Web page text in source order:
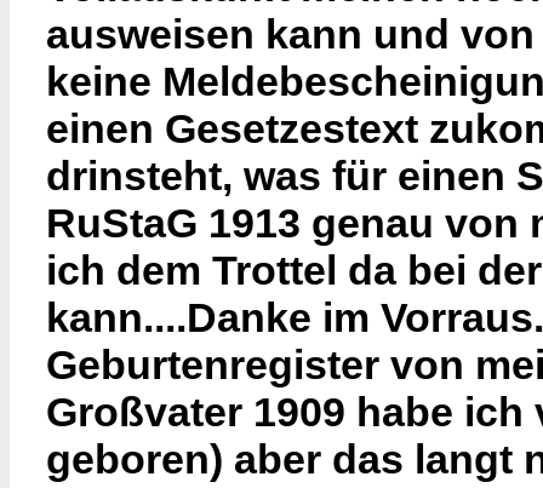
ausweisen kann und
keine
einen Gesetzestext
drinsteht, was für einen
RuStaG 1913 genau
ich dem Trottel da bei
kann....Danke im
Geburtenregister von
Großvater 1909 habe
geboren) aber das langt